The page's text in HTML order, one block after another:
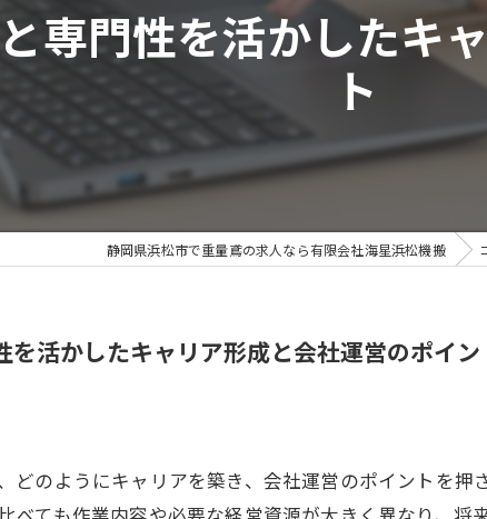
専門性を活かしたキ
ト
静岡県浜松市で重量鳶の求人なら有限会社海星浜松機搬
を活かしたキャリア形成と会社運営のポイン
どのようにキャリアを築き、会社運営のポイントを